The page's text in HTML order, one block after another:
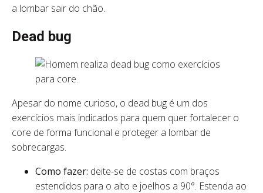
a lombar sair do chão.
Dead bug
Apesar do nome curioso, o dead bug é um dos
exercícios mais indicados para quem quer fortalecer o
core de forma funcional e proteger a lombar de
sobrecargas.
Como fazer: deite-se de costas com braços
estendidos para o alto e joelhos a 90°. Estenda ao